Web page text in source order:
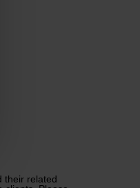
their related